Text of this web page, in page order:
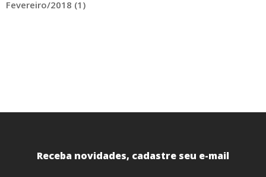
Fevereiro/2018 (1)
Receba novidades, cadastre seu e-mail